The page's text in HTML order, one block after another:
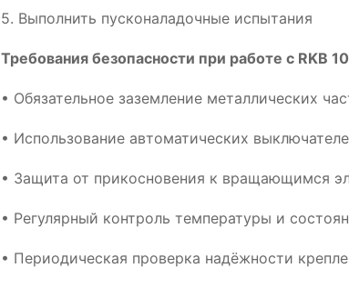
5. Выполнить пусконаладочные испытания
Требования безопасности при работе с RKB
• Обязательное заземление металлических
• Использование автоматических
• Защита от прикосновения к вращающимся
• Регулярный контроль температуры и
• Периодическая проверка надёжности